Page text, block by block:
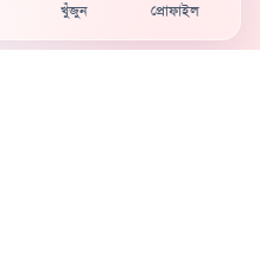
খুঁজুন প্রোফাইল